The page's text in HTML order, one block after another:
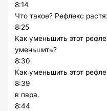
8:14
Что такое? Рефлекс
8:25
Как уменьшить этот
уменьшить?
8:30
Как уменьшить этот
8:39
в пара.
8:44